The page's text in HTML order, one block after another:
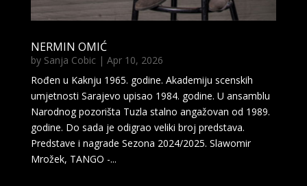
NERMIN OMIĆ
by Sanja Cobic| Apr 10, 2026
Rođen u Kaknju 1965. godine. Akademiju scenskih
umjetnosti Sarajevo upisao 1984. godine. U ansamblu
Narodnog pozorišta Tuzla stalno angažovan od 1989.
godine. Do sada je odigrao veliki broj predstava.
Predstave i nagrade Sezona 2024/2025. Slawomir
Mrožek, TANGO -...